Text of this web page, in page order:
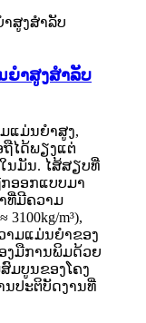
າສູງສໍາລັບ
ແມ່ນຍຳສູງ,
ໄດ້ພຽງແຕ່
ນມັນ. ໄສ້ສຽບທີ່
ອອກແບບມາ
ທີ່ມີຄວາມ
m³),
າມແມ່ນຍຳຂອງ
ອງມືການພິມດ້ວຍ
ມບູນຂອງໂຄງ
ນປະຕິບັດງານທີ່